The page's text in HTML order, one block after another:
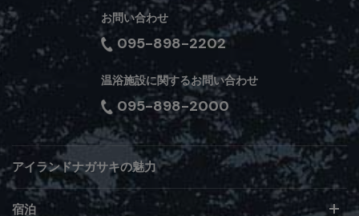
お問い合わせ
095-898-2202
温浴施設に関するお問い合わせ
095-898-2000
アイランドナガサキの魅力
宿泊